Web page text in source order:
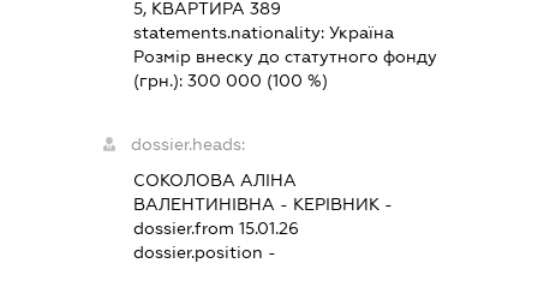
5, КВАРТИРА 389
statements.nationality:Україна
Розмір внеску до статутного фонду
(грн.):300 000 (100 %)
dossier.heads:
СОКОЛОВА АЛІНА
ВАЛЕНТИНІВНА - КЕРІВНИК -
dossier.from 15.01.26
dossier.position -